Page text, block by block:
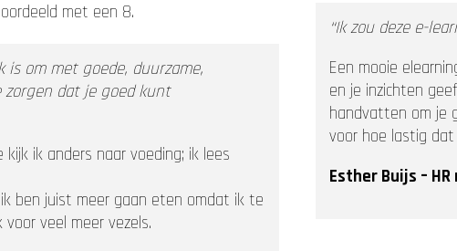
met een 8.
om met goede, duurzame,
zorgen dat je goed kunt
ik anders naar voeding; ik lees
ben juist meer gaan eten omdat ik te
veel meer vezels.
“Ik zou deze e-
Een mooie
en je inzichten
handvatten om je
voor hoe lastig dat
Esther Buijs –